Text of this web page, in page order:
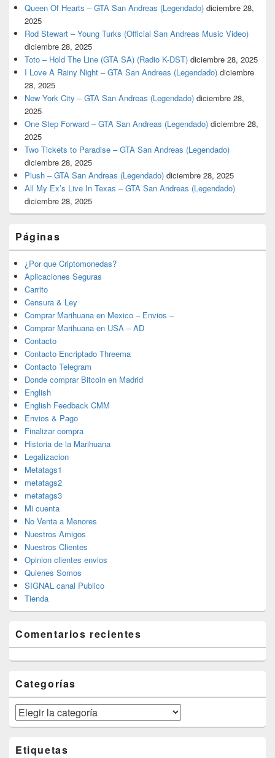
Queen Of Hearts – GTA San Andreas (Legendado) diciembre 28,
2025
Rod Stewart – Young Turks (Official San Andreas Music Video)
diciembre 28, 2025
Toto – Hold The Line (GTA SA) (Radio K-DST) diciembre 28, 2025
I Love A Rainy Night – GTA San Andreas (Legendado) diciembre
28, 2025
New York City – GTA San Andreas (Legendado) diciembre 28,
2025
One Step Forward – GTA San Andreas (Legendado) diciembre 28,
2025
Two Tickets to Paradise – GTA San Andreas (Legendado)
diciembre 28, 2025
Plush – GTA San Andreas (Legendado) diciembre 28, 2025
All My Ex’s Live In Texas – GTA San Andreas (Legendado)
diciembre 28, 2025
Páginas
¿Por que Criptomonedas?
Aplicaciones Seguras
Carrito
Censura & Ley
Comprar Marihuana en Mexico – Envios –
Comprar Marihuana en USA – AD
Contacto
Contacto Encriptado Threema
Contacto Telegram
Donde comprar Bitcoin en Madrid
English
English Feedback CMM
Envios & Pago
Finalizar compra
Historia de la Marihuana
Legalizacion
Metatags1
metatags2
metatags3
Mi cuenta
No Venta a Menores
Nuestros Amigos
Nuestros Clientes
Opinion clientes envios
Quienes Somos
SIGNAL canal Publico
Tienda
Comentarios recientes
Categorías
Categorías
Etiquetas